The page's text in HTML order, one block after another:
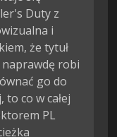
Duty z
i
że tytuł
robi
go do
co w całej
PL